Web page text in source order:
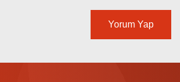
Yorum Yap